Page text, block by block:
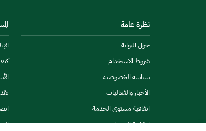
نظرة عامة
حول البوابة
شروط الاستخدام
سياسة الخصوصية
الأخبار والفعاليات
اتفاقية مستوى الخدمة
إمكانية الوصول